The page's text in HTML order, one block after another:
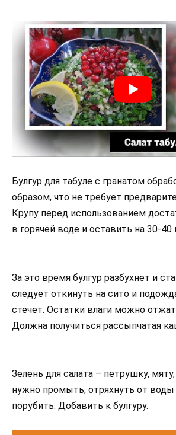
Булгур для табуле с гранатом
образом, что не требует
Крупу перед использованием
в горячей воде и оставить на 30-40
За это время булгур разбухнет и
следует откинуть на сито и
стечет. Остатки влаги можно
Должна получиться рассыпчатая
Зелень для салата – петрушку,
нужно промыть, отряхнуть от
порубить. Добавить к булгуру.